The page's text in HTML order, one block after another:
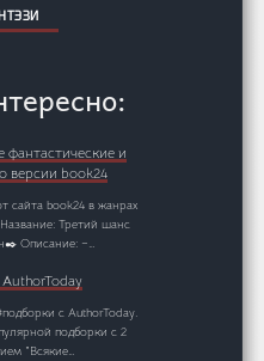
и
версии book24
сайта book24 в жанрах
Третий шанс
Описание: –…
с AuthorToday.
подборки с 2
"Всякие…